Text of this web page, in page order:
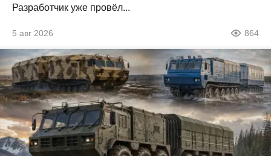
Разработчик уже провёл...
5 авг 2026 864